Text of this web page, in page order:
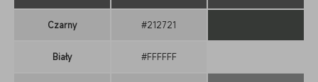
Czarny #212721
Biały #FFFFFF